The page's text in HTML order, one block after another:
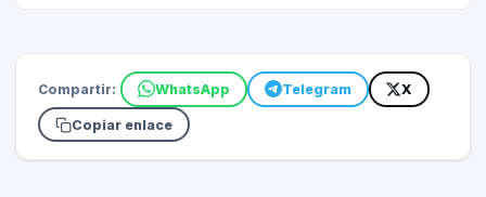
Compartir: WhatsApp Telegram X
Copiar enlace